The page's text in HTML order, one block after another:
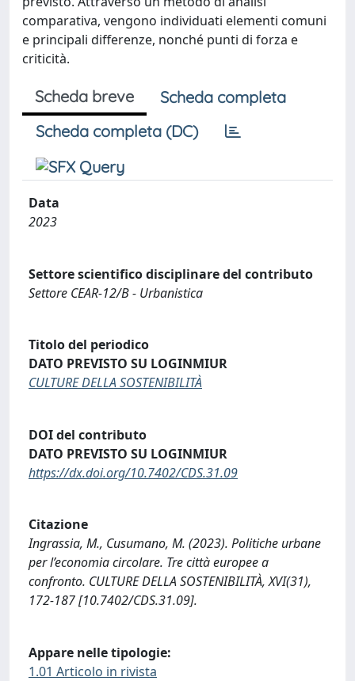
comparativa, vengono individuati elementi comuni
e principali differenze, nonché punti di forza e
criticità.
Scheda breve
Scheda completa
Scheda completa (DC)
Data
2023
Settore scientifico disciplinare del contributo
Settore CEAR-12/B - Urbanistica
Titolo del periodico
DATO PREVISTO SU LOGINMIUR
CULTURE DELLA SOSTENIBILITÀ
DOI del contributo
DATO PREVISTO SU LOGINMIUR
https://dx.doi.org/10.7402/CDS.31.09
Citazione
Ingrassia, M., Cusumano, M. (2023). Politiche urbane
per l’economia circolare. Tre città europee a
confronto. CULTURE DELLA SOSTENIBILITÀ, XVI(31),
172-187 [10.7402/CDS.31.09].
Appare nelle tipologie:
1.01 Articolo in rivista